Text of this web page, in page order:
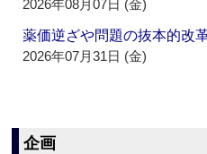
2026年08月07日 (金)
薬価逆ざや問題の抜本的改
2026年07月31日 (金)
企画